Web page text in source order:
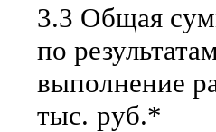
3.3 Общая
по
выполнение
тыс. руб.*